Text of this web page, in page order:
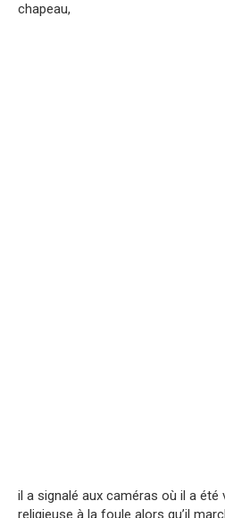
chapeau,
il a signalé aux caméras où il a été
religieuse à la foule alors qu’il